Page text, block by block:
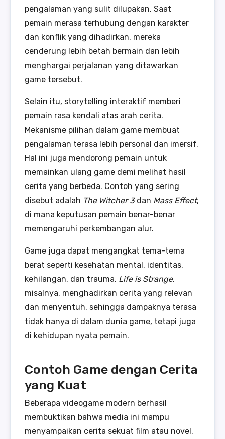
pengalaman yang sulit dilupakan. Saat
pemain merasa terhubung dengan karakter
dan konflik yang dihadirkan, mereka
cenderung lebih betah bermain dan lebih
menghargai perjalanan yang ditawarkan
game tersebut.
Selain itu, storytelling interaktif memberi
pemain rasa kendali atas arah cerita.
Mekanisme pilihan dalam game membuat
pengalaman terasa lebih personal dan imersif.
Hal ini juga mendorong pemain untuk
memainkan ulang game demi melihat hasil
cerita yang berbeda. Contoh yang sering
disebut adalah The Witcher 3dan Mass Effect,
di mana keputusan pemain benar-benar
memengaruhi perkembangan alur.
Game juga dapat mengangkat tema-tema
berat seperti kesehatan mental, identitas,
kehilangan, dan trauma. Life is Strange,
misalnya, menghadirkan cerita yang relevan
dan menyentuh, sehingga dampaknya terasa
tidak hanya di dalam dunia game, tetapi juga
di kehidupan nyata pemain.
Contoh Game dengan Cerita
yang Kuat
Beberapa videogame modern berhasil
membuktikan bahwa media ini mampu
menyampaikan cerita sekuat film atau novel.